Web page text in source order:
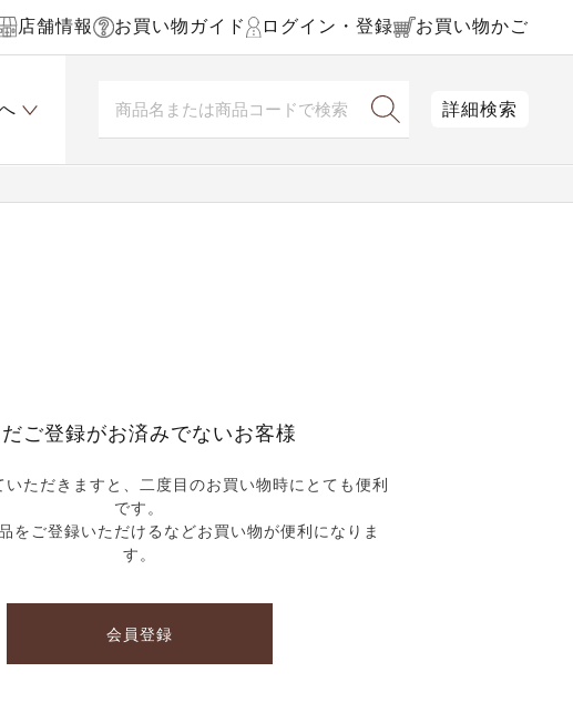
店舗情報 お買い物ガイド ログイン・登録 お買い物かご
詳細検索
だご登録がお済みでないお客様
いただきますと、二度目のお買い物時にとても便利
です。
をご登録いただけるなどお買い物が便利になりま
す。
会員登録